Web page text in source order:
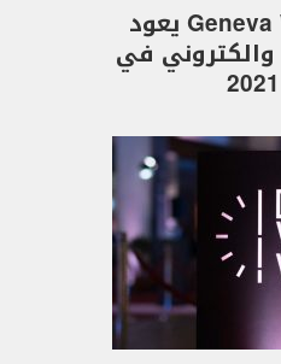
Geneva Watch Days يعود
في